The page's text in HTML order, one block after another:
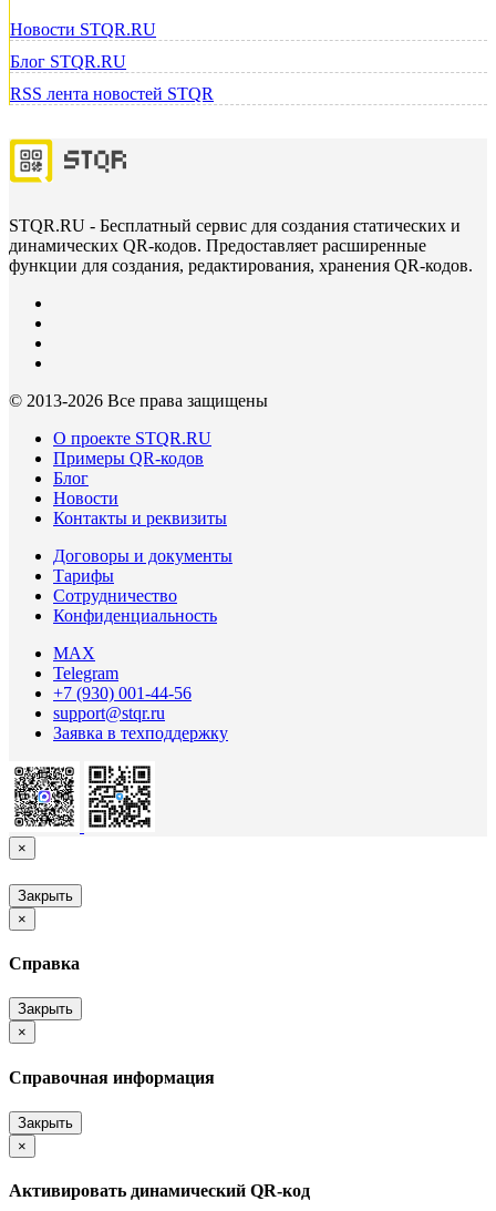
Новости STQR.RU
Блог STQR.RU
RSS лента новостей STQR
STQR.RU - Бесплатный сервис для создания статических и
динамических QR-кодов. Предоставляет расширенные
функции для создания, редактирования, хранения QR-кодов.
© 2013-2026 Все права защищены
О проекте STQR.RU
Примеры QR-кодов
Блог
Новости
Контакты и реквизиты
Договоры и документы
Тарифы
Сотрудничество
Конфиденциальность
MAX
Telegram
+7 (930) 001-44-56
support@stqr.ru
Заявка в техподдержку
×
Закрыть
×
Справка
Закрыть
×
Справочная информация
Закрыть
×
Активировать динамический QR-код